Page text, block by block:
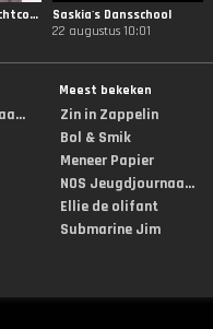
Kinderprinsengrachtconcert
Saskia's Dansschool
22 augustus 10:01
Meest bekeken
Zin in Zappelin
Bol & Smik
Meneer Papier
NOS Jeugdjournaa...
Ellie de olifant
Submarine Jim